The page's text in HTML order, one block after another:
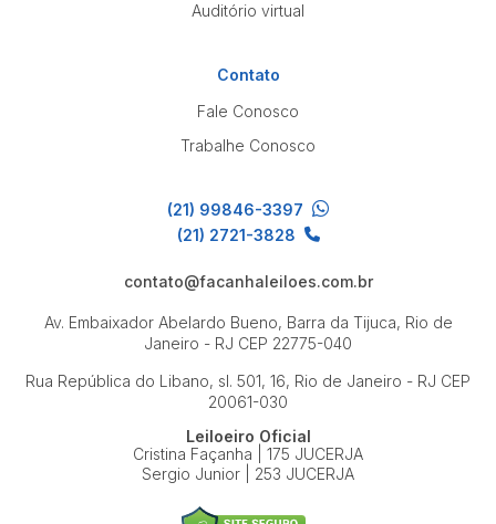
Auditório virtual
Contato
Fale Conosco
Trabalhe Conosco
(21) 99846-3397
(21) 2721-3828
contato@facanhaleiloes.com.br
Av. Embaixador Abelardo Bueno, Barra da Tijuca, Rio de
Janeiro - RJ CEP 22775-040
Rua República do Libano, sl. 501, 16, Rio de Janeiro - RJ CEP
20061-030
Leiloeiro Oficial
Cristina Façanha | 175 JUCERJA
Sergio Junior | 253 JUCERJA